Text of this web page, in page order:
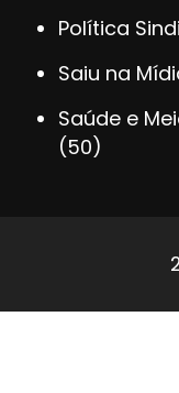
Política
Saiu na
Saúde e
(50)